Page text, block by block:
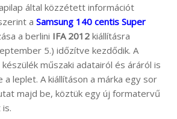
által közzétett információt
a Samsung 140 centis Super
a berlini IFA 2012 kiállításra
5.) időzítve kezdődik. A
műszaki adatairól és áráról is
a leplet. A kiállításon a márka egy sor
majd be, köztük egy új formatervű